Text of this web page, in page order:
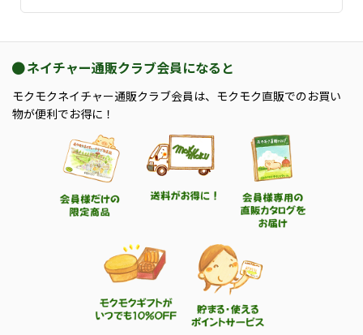
ネイチャー通販クラブ会員になると
モクモクネイチャー通販クラブ会員は、モクモク直販でのお買い
物が便利でお得に！